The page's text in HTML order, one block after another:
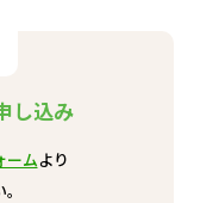
し込み
ームより